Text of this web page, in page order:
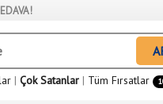
| Çok Satanlar | Tüm Fırsatlar